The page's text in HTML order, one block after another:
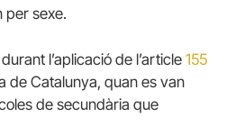
per sexe.
l’aplicació de l’article 155
de Catalunya, quan es van
de secundària que